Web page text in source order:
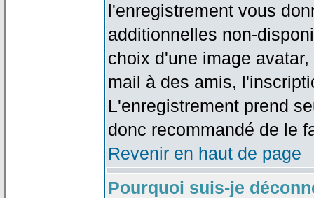
l'enregistrement vous
additionnelles non-
choix d'une image
mail à des amis,
L'enregistrement prend
donc recommandé de le
Revenir en haut de page
Pourquoi suis-je